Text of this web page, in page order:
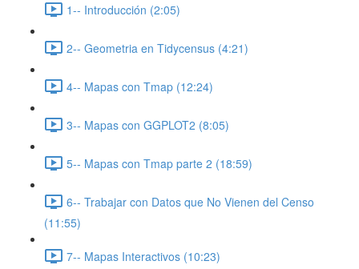
1-- Introducción (2:05)
2-- Geometria en Tidycensus (4:21)
4-- Mapas con Tmap (12:24)
3-- Mapas con GGPLOT2 (8:05)
5-- Mapas con Tmap parte 2 (18:59)
6-- Trabajar con Datos que No Vienen del Censo
(11:55)
7-- Mapas Interactivos (10:23)